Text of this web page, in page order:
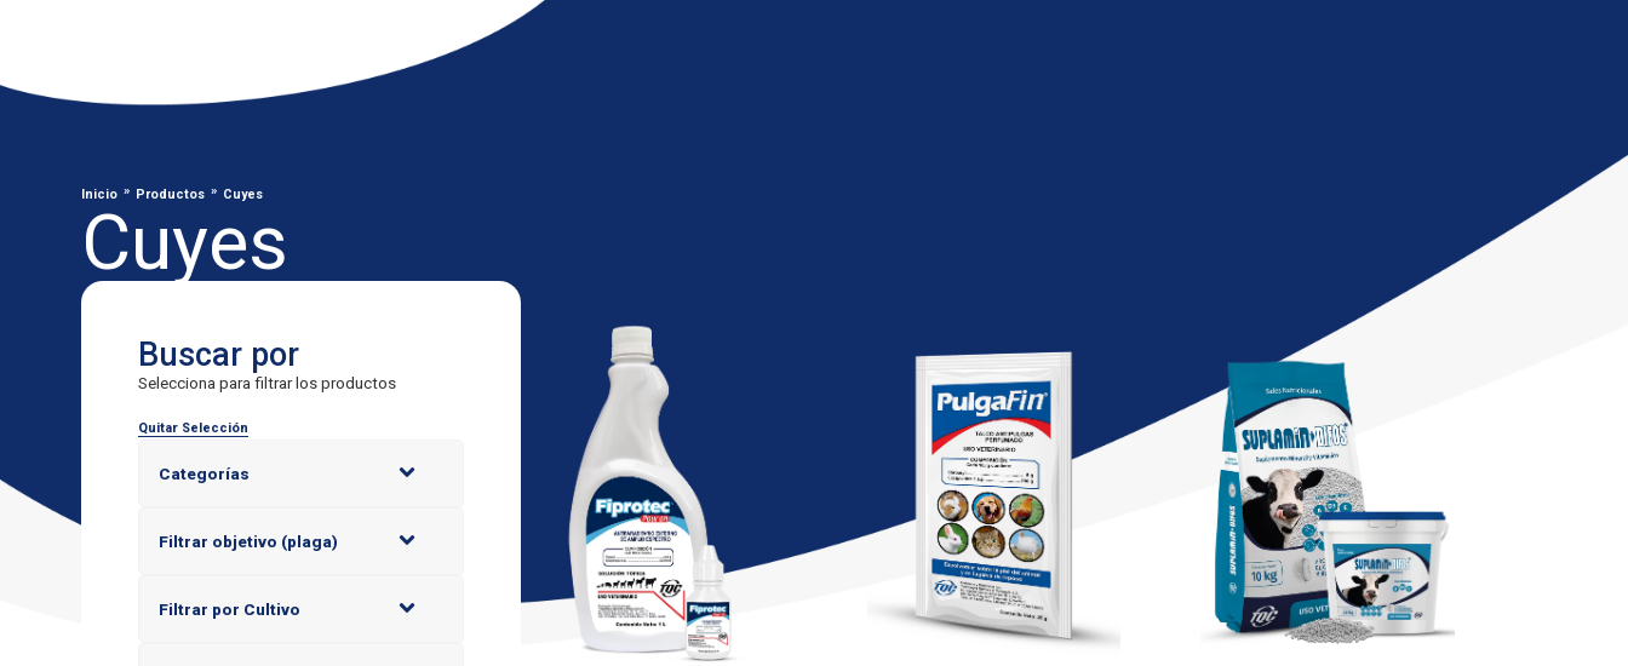
Inicio » Productos » Cuyes
Cuyes
Buscar por
Selecciona para filtrar los productos
Quitar Selección
Categorías
Filtrar objetivo (plaga)
Filtrar por Cultivo